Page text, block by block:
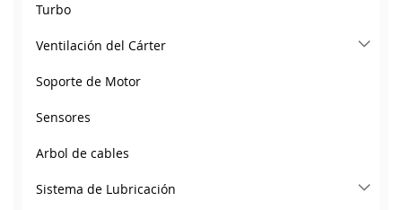
Turbo
Ventilación del Cárter
Soporte de Motor
Sensores
Arbol de cables
Sistema de Lubricación